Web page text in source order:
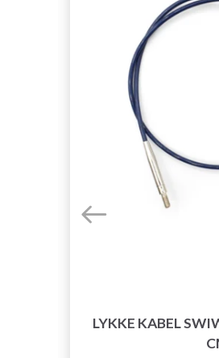
LYKKE KABEL